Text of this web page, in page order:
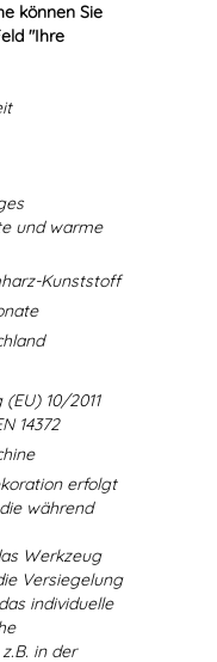
können Sie
"Ihre
und warme
Kunststoff
10/2011
14372
erfolgt
während
Werkzeug
Versiegelung
individuelle
in der